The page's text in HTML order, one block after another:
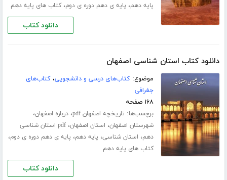
پایه دهم، پایه ی دهم دوره ی دوم،کتاب های پایه دهم
دانلود کتاب
دانلود کتاب استان شناسی اصفهان
موضوع:کتاب‌های درسی و دانشجویی،کتاب‌های
جغرافی
۱۶۸ صفحه
برچسب‌ها: تاریخچه اصفهان pdf ،درباره اصفهان،
شهرستان اصفهان، استان اصفهان،
pdf استان شناسی
دهم، استان شناسی، پایه دهم، پایه ی دهم دوره ی دوم،
کتاب های پایه دهم
دانلود کتاب